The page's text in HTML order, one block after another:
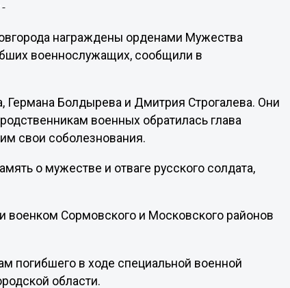
награждены орденами Мужества
военнослужащих, сообщили в
Болдырева и Дмитрия Строгалева. Они
военных обратилась глава
свои соболезнования.
о мужестве и отваге русского солдата,
военком Сормовского и Московского районов
погибшего в ходе специальной военной
области.